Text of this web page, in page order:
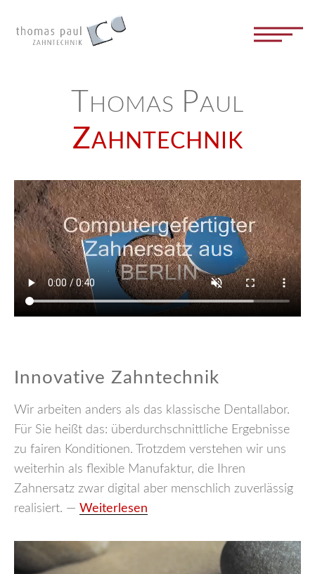
HOMAS PAUL
ZAHNTECHNIK
VIDEO ANSCHAUEN?
Innovative Zahntechnik
Wir arbeiten anders als das klassische Dentallabor.
Für Sie heißt das: überdurchschnittliche Ergebnisse
zu fairen Konditionen. Trotzdem verstehen wir uns
weiterhin als flexible Manufaktur, die Ihren
Zahnersatz zwar digital aber menschlich zuverlässig
realisiert. — Weiterlesen